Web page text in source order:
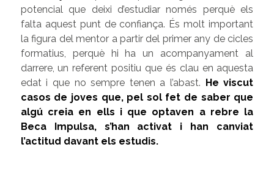
potencial que deixi d’estudiar només perquè els
falta aquest punt de confiança. És molt important
la figura del mentor a partir del primer any de cicles
formatius, perquè hi ha un acompanyament al
darrere, un referent positiu que és clau en aquesta
edat i que no sempre tenen a l’abast. He viscut
casos de joves que, pel sol fet de saber que
algú creia en ells i que optaven a rebre la
Beca Impulsa, s’han activat i han canviat
l’actitud davant els estudis.